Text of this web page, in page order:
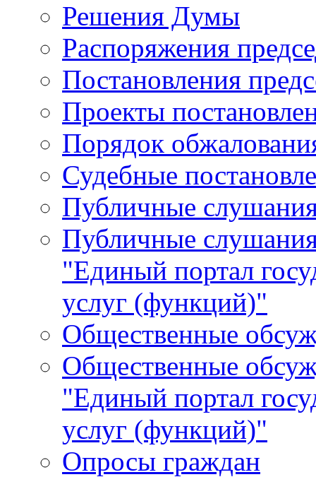
Решения Думы
Распоряжения
Постановления
Проекты
Порядок
Судебные
Публичные
Публичные
"Единый портал
услуг (функций)"
Общественные
Общественные
"Единый портал
услуг (функций)"
Опросы граждан